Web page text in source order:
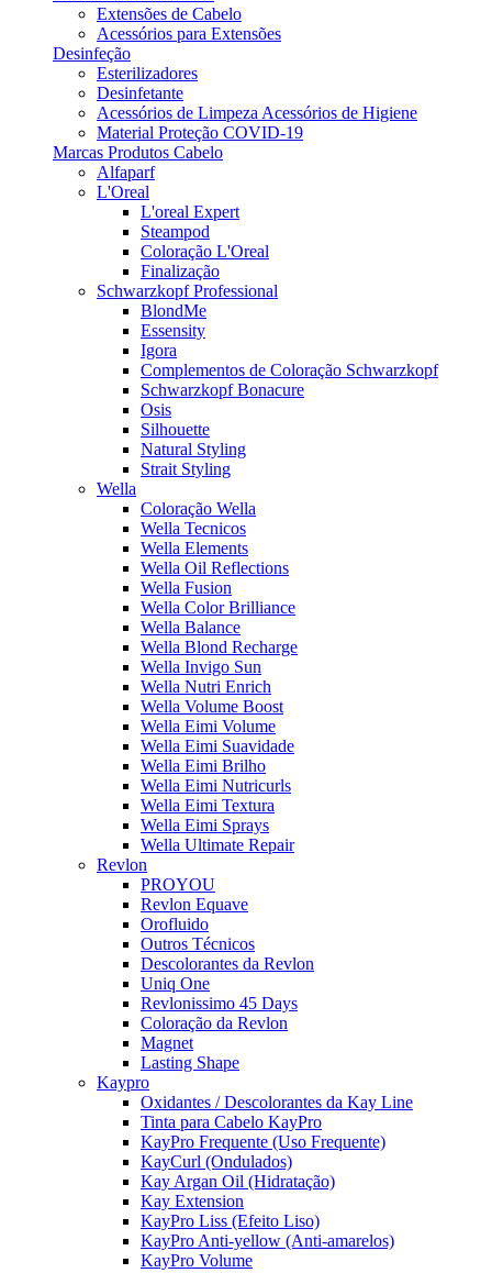
Extensões de Cabelo
Acessórios para Extensões
Desinfeção
Esterilizadores
Desinfetante
Acessórios de Limpeza Acessórios de Higiene
Material Proteção COVID-19
Marcas Produtos Cabelo
Alfaparf
L'Oreal
L'oreal Expert
Steampod
Coloração L'Oreal
Finalização
Schwarzkopf Professional
BlondMe
Essensity
Igora
Complementos de Coloração Schwarzkopf
Schwarzkopf Bonacure
Osis
Silhouette
Natural Styling
Strait Styling
Wella
Coloração Wella
Wella Tecnicos
Wella Elements
Wella Oil Reflections
Wella Fusion
Wella Color Brilliance
Wella Balance
Wella Blond Recharge
Wella Invigo Sun
Wella Nutri Enrich
Wella Volume Boost
Wella Eimi Volume
Wella Eimi Suavidade
Wella Eimi Brilho
Wella Eimi Nutricurls
Wella Eimi Textura
Wella Eimi Sprays
Wella Ultimate Repair
Revlon
PROYOU
Revlon Equave
Orofluido
Outros Técnicos
Descolorantes da Revlon
Uniq One
Revlonissimo 45 Days
Coloração da Revlon
Magnet
Lasting Shape
Kaypro
Oxidantes / Descolorantes da Kay Line
Tinta para Cabelo KayPro
KayPro Frequente (Uso Frequente)
KayCurl (Ondulados)
Kay Argan Oil (Hidratação)
Kay Extension
KayPro Liss (Efeito Liso)
KayPro Anti-yellow (Anti-amarelos)
KayPro Volume